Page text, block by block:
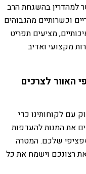
למהדרין בהשגחת הרב
וכשרותיים מהגבוהים
מציעים תפריט
מקצועי ואדיב
האוור לצרכים
עם לקוחותינו כדי
את המנות להעדפות
שלכם. המטרה
רצונכם וישמח את כל